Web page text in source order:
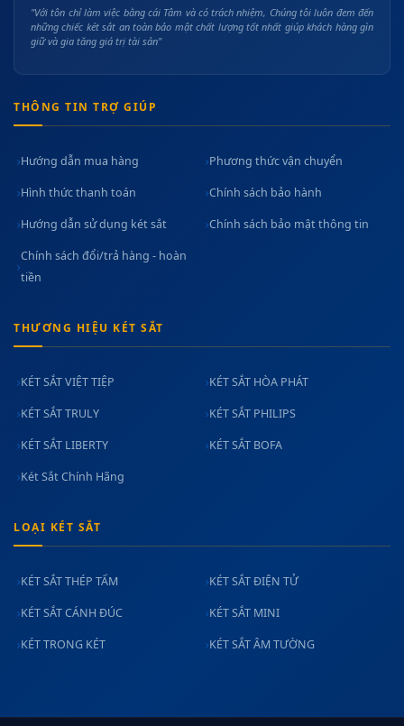
"Với tôn chỉ làm việc bằng cái Tâm và có trách nhiệm, Chúng tôi luôn đem đến
những chiếc két sắt an toàn bảo mật chất lượng tốt nhất giúp khách hàng gìn
giữ và gia tăng giá trị tài sản"
THÔNG TIN TRỢ GIÚP
Hướng dẫn mua hàng Phương thức vận chuyển
Hình thức thanh toán Chính sách bảo hành
Hướng dẫn sử dụng két sắt Chính sách bảo mật thông tin
Chính sách đổi/trả hàng - hoàn
tiền
THƯƠNG HIỆU KÉT SẮT
KÉT SẮT VIỆT TIỆP KÉT SẮT HÒA PHÁT
KÉT SẮT TRULY KÉT SẮT PHILIPS
KÉT SẮT LIBERTY KÉT SẮT BOFA
Két Sắt Chính Hãng
LOẠI KÉT SẮT
KÉT SẮT THÉP TẤM KÉT SẮT ĐIỆN TỬ
KÉT SẮT CÁNH ĐÚC KÉT SẮT MINI
KÉT TRONG KÉT KÉT SẮT ÂM TƯỜNG